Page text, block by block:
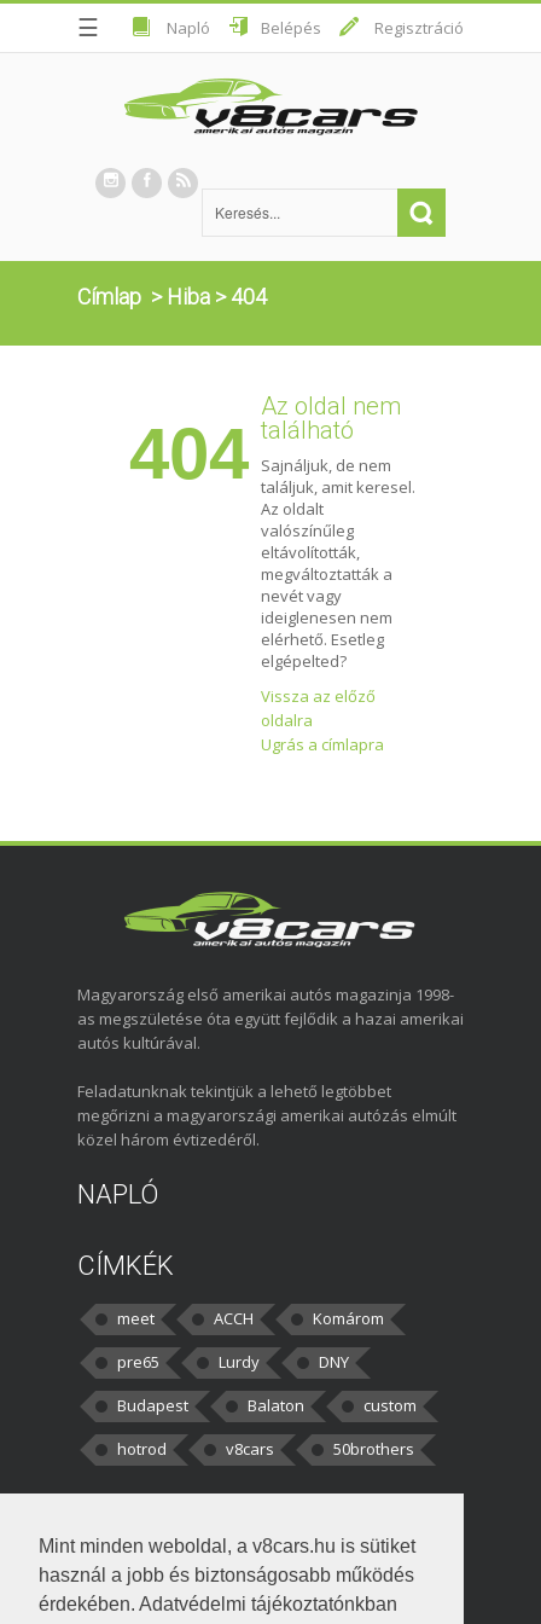
Mint minden weboldal, a v8cars.hu is sütiket
használ a jobb és biztonságosabb működés
érdekében. Adatvédelmi tájékoztatónkban
☰ Napló Belépés Regisztráció
Címlap > Hiba >404
404
Az oldal nem
található
Sajnáljuk, de nem
találjuk, amit keresel.
Az oldalt
valószínűleg
eltávolították,
megváltoztatták a
nevét vagy
ideiglenesen nem
elérhető. Esetleg
elgépelted?
Vissza az előző
oldalra
Ugrás a címlapra
Magyarország első amerikai autós magazinja 1998-
as megszületése óta együtt fejlődik a hazai amerikai
autós kultúrával.
Feladatunknak tekintjük a lehető legtöbbet
megőrizni a magyarországi amerikai autózás elmúlt
közel három évtizedéről.
NAPLÓ
CÍMKÉK
meet ACCH
Komárom
pre65
Lurdy
DNY
Budapest
Balaton
custom
hotrod
v8cars 50brothers
kortisz:Elszúrtam! Én csak két
darabbaal számoltam. Nem tudtam, hogy fél autót,